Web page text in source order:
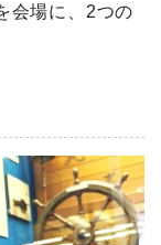
会場に、2つの